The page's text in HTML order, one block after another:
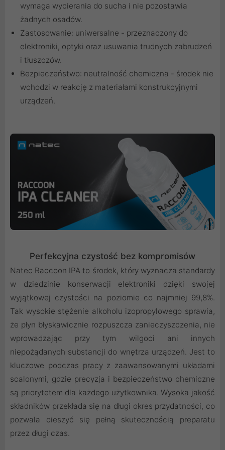
wymaga wycierania do sucha i nie pozostawia
żadnych osadów.
Zastosowanie: uniwersalne - przeznaczony do
elektroniki, optyki oraz usuwania trudnych zabrudzeń
i tłuszczów.
Bezpieczeństwo: neutralność chemiczna - środek nie
wchodzi w reakcję z materiałami konstrukcyjnymi
urządzeń.
Perfekcyjna czystość bez kompromisów
Natec Raccoon IPA to środek, który wyznacza standardy
w dziedzinie konserwacji elektroniki dzięki swojej
wyjątkowej czystości na poziomie co najmniej 99,8%.
Tak wysokie stężenie alkoholu izopropylowego sprawia,
że płyn błyskawicznie rozpuszcza zanieczyszczenia, nie
wprowadzając przy tym wilgoci ani innych
niepożądanych substancji do wnętrza urządzeń. Jest to
kluczowe podczas pracy z zaawansowanymi układami
scalonymi, gdzie precyzja i bezpieczeństwo chemiczne
są priorytetem dla każdego użytkownika. Wysoka jakość
składników przekłada się na długi okres przydatności, co
pozwala cieszyć się pełną skutecznością preparatu
przez długi czas.